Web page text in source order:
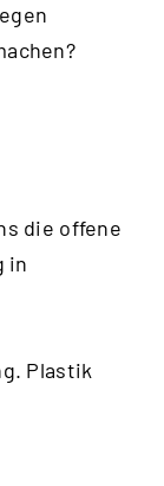
die offene
in
Plastik